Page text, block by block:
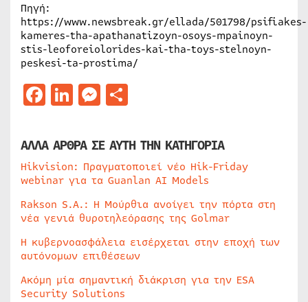
Πηγή:
https://www.newsbreak.gr/ellada/501798/psifiakes-
kameres-tha-apathanatizoyn-osoys-mpainoyn-
stis-leoforeiolorides-kai-tha-toys-stelnoyn-
peskesi-ta-prostima/
Facebook
LinkedIn
Messenger
ΑΛΛΑ ΑΡΘΡΑ ΣΕ ΑΥΤΗ ΤΗΝ ΚΑΤΗΓΟΡΙΑ
Hikvision: Πραγματοποιεί νέο Hik-Friday
webinar για τα Guanlan AI Models
Rakson S.A.: Η Μούρθια ανοίγει την πόρτα στη
νέα γενιά θυροτηλεόρασης της Golmar
Η κυβερνοασφάλεια εισέρχεται στην εποχή των
αυτόνομων επιθέσεων
Ακόμη μία σημαντική διάκριση για την ESA
Security Solutions